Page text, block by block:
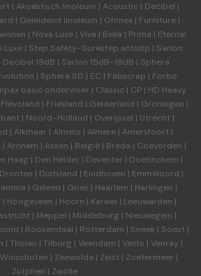
| Akoestisch linoleum | Acoustic | Decibel |
| Geleidend linoleum | Ohmex | Furniture |
| Nova Luxe | Viva | Bella | Prima | Eternal
Luxe | Step Safety-Surestep antislip | Sarlon
Decibel 19dB | Sarlon 15dB-19dB | Sphera
| Sphera SD | EC | Fabscrap | Forbo
basic ondervloer | Classic | CP| HD Heavy
Flevoland | Friesland | Gelderland | Groningen |
| Noord-Holland | Overijssel | Utrecht|
| Alkmaar | Almelo | Almere | Amersfoort |
| Arnhem | Assen | België| Breda | Coevorden |
Haag | Den Helder | Deventer | Doetinchem |
Dronten | Duitsland | Eindhoven | Emmeloord |
| Geleen | Goes | Haarlem | Harlingen |
| Hoogeveen | Hoorn | Karwei | Leeuwarden |
| Meppel | Middelburg | Nieuwegein |
| Roosendaal | Rotterdam | Sneek| Soest|
| Tholen | Tilburg | Veendam | Venlo | Venray |
Winschoten | Zeewolde | Zeist | Zoetermeer |
Zutphen | Zwolle